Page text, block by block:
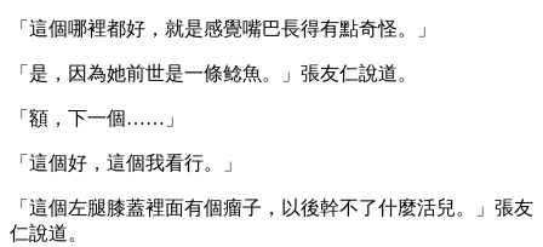
「這個哪裡都好，就是感覺嘴巴長得有點奇怪。」
「是，因為她前世是一條鲶魚。」張友仁說道。
「額，下一個……」
「這個好，這個我看行。」
「這個左腿膝蓋裡面有個瘤子，以後幹不了什麼活兒。」張友
仁說道。